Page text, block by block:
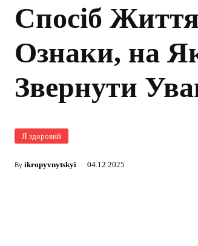
Спосіб
Ознаки, на
Звернути
Я здоровий
By ikropyvnytskyi 04.12.2025